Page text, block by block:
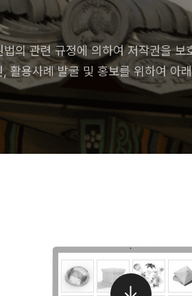
의 관련 규정에 의하여 저작권을 보
용사례 발굴 및 홍보를 위하여 아래